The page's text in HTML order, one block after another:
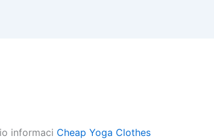
informaci Cheap Yoga Clothes